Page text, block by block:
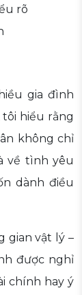
rõ
gia đình
hiểu rằng
không chỉ
về tình yêu
dành điều
gian vật lý –
được nghỉ
chính hay ý